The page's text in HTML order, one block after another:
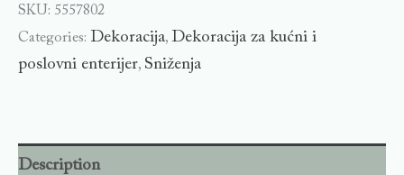
SKU: 5557802
Categories: Dekoracija, Dekoracija za kućni i
poslovni enterijer, Sniženja
Description